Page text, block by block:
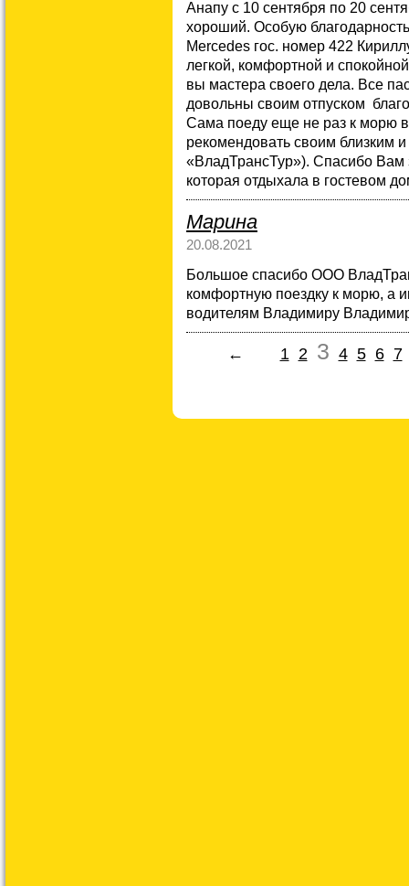
Анапу с 10 сентября по 20
хороший. Особую
Mercedes гос. номер 422
легкой, комфортной и
вы мастера своего дела. Все
довольны своим отпуском
Сама поеду еще не раз к морю
рекомендовать своим близким
«ВладТрансТур»). Спасибо Вам
которая отдыхала в гостевом
Марина
20.08.2021
Большое спасибо ООО
комфортную поездку к морю, а
водителям Владимиру
← 1 2 3 4 5 6 7